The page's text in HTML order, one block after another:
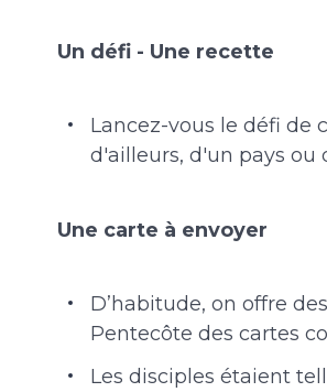
Un défi - Une recette
Lancez-vous le défi de
d'ailleurs, d'un pays ou
Une carte à envoyer
D’habitude, on offre
Pentecôte des cartes
Les disciples étaient